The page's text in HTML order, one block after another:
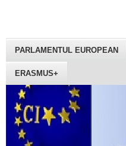
PARLAMENTUL EUROPEAN
ERASMUS+